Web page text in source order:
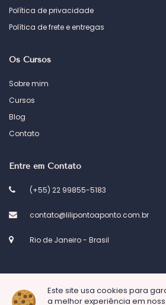
Este site usa cookies para
a melhor experiência em
Política de privacidade
Política de frete e entregas
Os Cursos
Sobre mim
Cursos
Blog
Contato
Entre em Contato
(+55) 22 99855-5183
contato@lilipontoaponto.com.br
Rio de Janeiro - Brasil